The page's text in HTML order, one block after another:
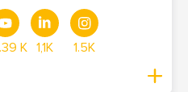
K 1,1K 1.5K